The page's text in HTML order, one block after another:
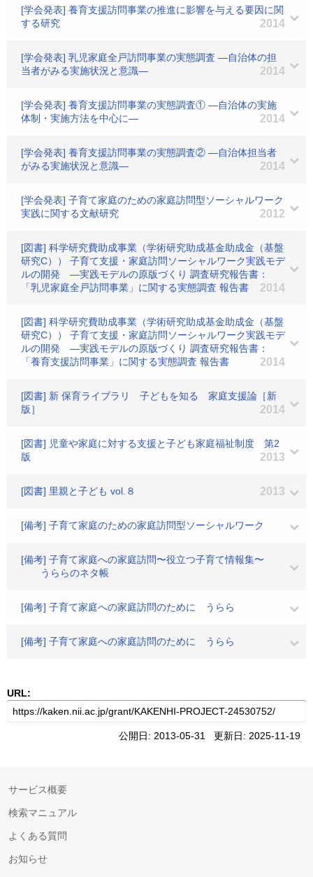
[学会発表] 養育支援訪問事業の推進に影響を与える要因に関
する研究
2014
[学会発表] 乳児家庭全戸訪問事業の実態調査 ―自治体の担
当者がみる実施状況と意識―
2014
[学会発表] 養育支援訪問事業の実態調査① ―自治体の実施
体制・実施方法を中心に―
2014
[学会発表] 養育支援訪問事業の実態調査② ―自治体担当者
がみる実施状況と意識―
2014
[学会発表] 子育て家庭のための家庭訪問型ソーシャルワーク
実践に関する文献研究
2012
[図書] 科学研究費助成事業（学術研究助成基金助成金（基盤
研究C）） 子育て支援・家庭訪問ソーシャルワーク実践モデ
ルの開発 ―実践モデルの原版づくり 調査研究報告書：
「乳児家庭全戸訪問事業」に関する実態調査 報告書
2014
[図書] 科学研究費助成事業（学術研究助成基金助成金（基盤
研究C）） 子育て支援・家庭訪問ソーシャルワーク実践モデ
ルの開発 ―実践モデルの原版づくり 調査研究報告書：
「養育支援訪問事業」に関する実態調査 報告書
2014
[図書] 新 保育ライブラリ 子どもを知る 家庭支援論［新
版］
2014
[図書] 児童や家庭に対する支援と子ども家庭福祉制度 第2
版
2013
[図書] 里親と子ども vol.８ 2013
[備考] 子育て家庭のための家庭訪問型ソーシャルワーク
[備考] 子育て家庭への家庭訪問〜役立つ子育て情報集〜
うららのネタ帳
[備考] 子育て家庭への家庭訪問のために うらら
[備考] 子育て家庭への家庭訪問のために うらら
URL:
公開日: 2013-05-31 更新日: 2025-11-19
サービス概要
検索マニュアル
よくある質問
お知らせ